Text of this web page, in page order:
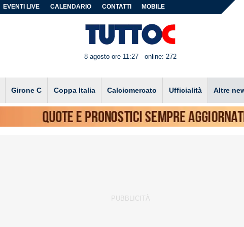
EVENTI LIVE CALENDARIO CONTATTI MOBILE
8 agosto ore 11:27 online: 272
Girone C Coppa Italia Calciomercato Ufficialità Altre